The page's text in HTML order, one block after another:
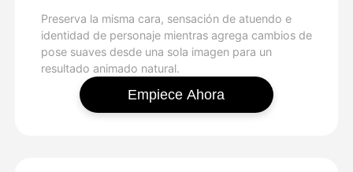
Preserva la misma cara, sensación de atuendo e
identidad de personaje mientras agrega cambios de
pose suaves desde una sola imagen para un
resultado animado natural.
Empiece Ahora